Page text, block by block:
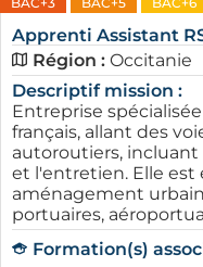
Apprenti Assistant
Région : Occitanie
Descriptif mission :
Entreprise
français, allant des
autoroutiers,
et l'entretien. Elle
aménagement
portuaires,
Formation(s)